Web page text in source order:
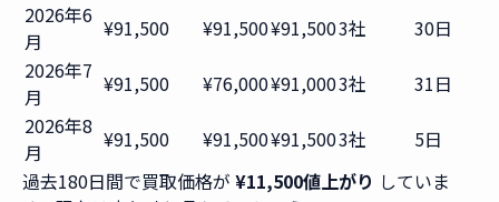
2026年6
月
¥91,500 ¥91,500¥91,5003社
30日
2026年7
月
¥91,500 ¥76,000¥91,0003社
31日
2026年8
月
¥91,500 ¥91,500¥91,5003社
5日
過去180日間で買取価格が ¥11,500値上がり していま